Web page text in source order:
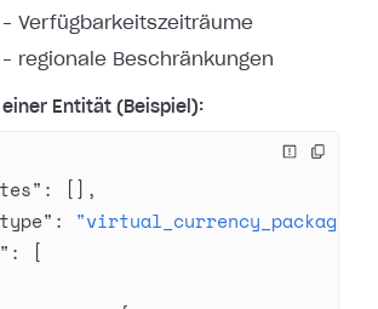
– Verfügbarkeitszeiträume
– regionale Beschränkungen
Entität (Beispiel):
: [],
: "virtual_currency_package"
: [